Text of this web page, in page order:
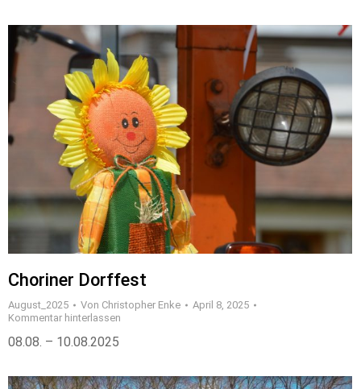
Choriner Dorffest
August_2025 Von Christopher Enke
April 8, 2025
Kommentar hinterlassen
08.08. – 10.08.2025